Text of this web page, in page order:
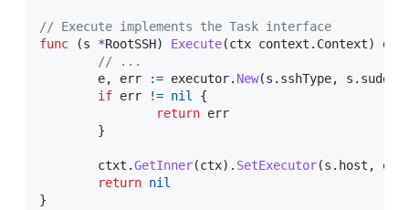
// Execute implements the Task interface
func
(s *RootSSH) Execute(ctx context . Context)
// ...
	e
, err := executor. New(s . sshType, s . sudo
if err != nil
{
return err
}
	ctxt
.GetInner(ctx) . SetExecutor(s . host , e
return nil
}